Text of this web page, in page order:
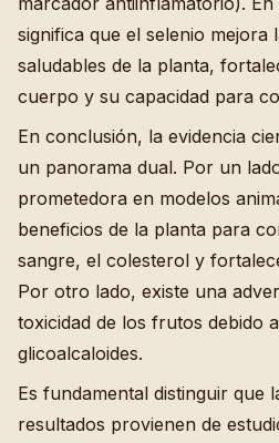
significa que el selenio mejora
saludables de la planta,
cuerpo y su capacidad para
En conclusión, la evidencia
un panorama dual. Por un
prometedora en modelos
beneficios de la planta para
sangre, el colesterol y
Por otro lado, existe una
toxicidad de los frutos debido
glicoalcaloides.
Es fundamental distinguir que
resultados provienen de